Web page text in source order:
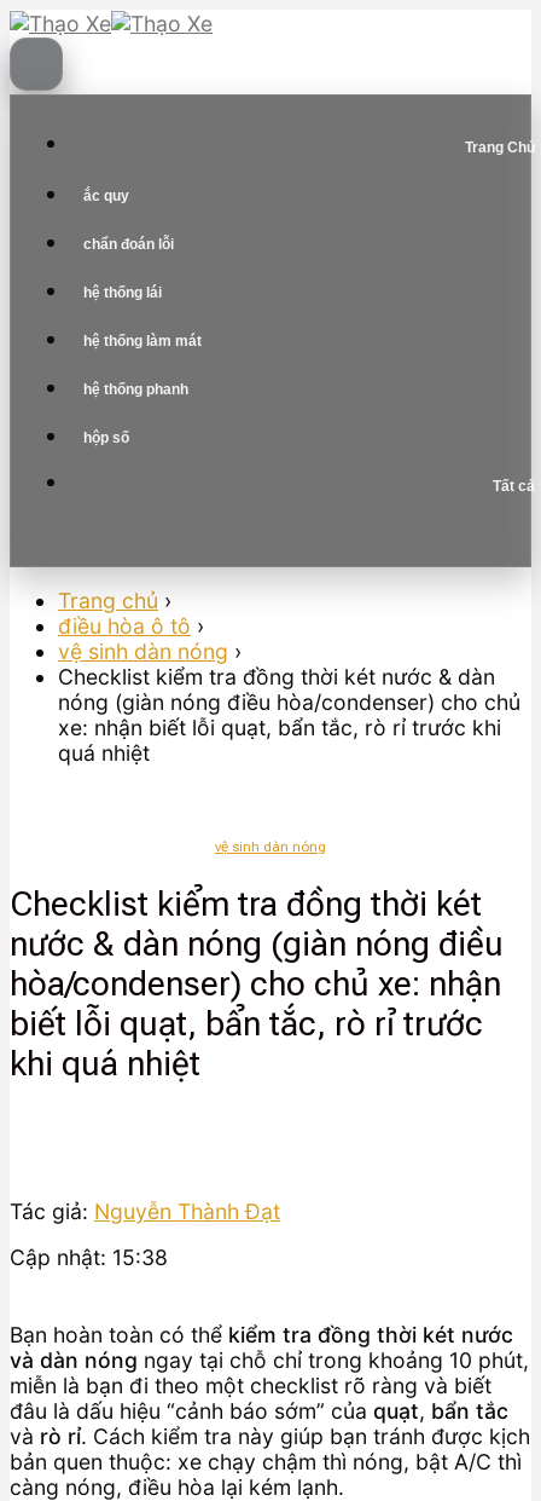
Skip
to
content
Trang Chủ
ắc quy
chẩn đoán lỗi
hệ thống lái
hệ thống làm mát
hệ thống phanh
hộp số
Tất cả
Trang chủ ›
điều hòa ô tô ›
vệ sinh dàn nóng ›
Checklist kiểm tra đồng thời két nước & dàn
nóng (giàn nóng điều hòa/condenser) cho chủ
xe: nhận biết lỗi quạt, bẩn tắc, rò rỉ trước khi
quá nhiệt
vệ sinh dàn nóng
Checklist kiểm tra đồng thời két
nước & dàn nóng (giàn nóng điều
hòa/condenser) cho chủ xe: nhận
biết lỗi quạt, bẩn tắc, rò rỉ trước
khi quá nhiệt
Tác giả: Nguyễn Thành Đạt
Cập nhật: 15:38
Bạn hoàn toàn có thể kiểm tra đồng thời két nước
và dàn nóng ngay tại chỗ chỉ trong khoảng 10 phút,
miễn là bạn đi theo một checklist rõ ràng và biết
đâu là dấu hiệu “cảnh báo sớm” của quạt, bẩn tắc
và rò rỉ. Cách kiểm tra này giúp bạn tránh được kịch
bản quen thuộc: xe chạy chậm thì nóng, bật A/C thì
càng nóng, điều hòa lại kém lạnh.